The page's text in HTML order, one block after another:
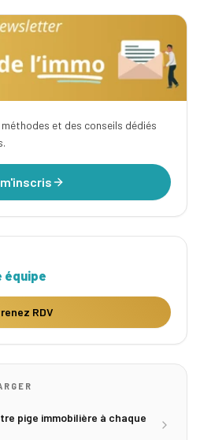
et des conseils dédiés
équipe
RDV
pige immobilière à chaque